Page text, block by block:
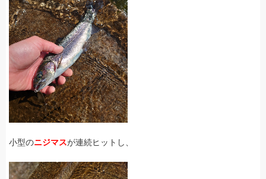
小型のニジマスが連続ヒットし、